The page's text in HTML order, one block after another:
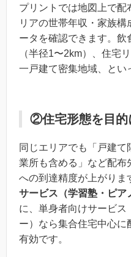
プリントでは地図上で配
リアの世帯年収・家族
ータを確認できます。飲
（半径1〜2km）、住宅
一戸建て密集地域、とい
②住宅形態を目的
同じエリアでも「戸建
業所も含める」など配布
への到達精度が上がりま
サービス（学習塾・ピア
に、単身者向けサービス
ー）なら集合住宅中心
有効です。